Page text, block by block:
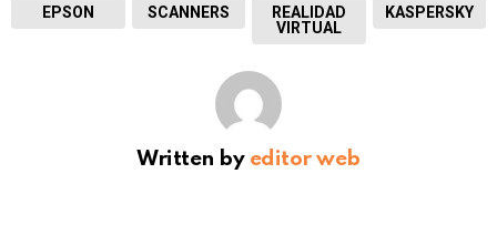
EPSON SCANNERS
REALIDAD
VIRTUAL
KASPERSKY
Written by editor web